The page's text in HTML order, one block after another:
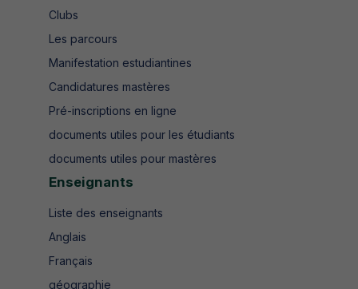
Clubs
Les parcours
Manifestation estudiantines
Candidatures mastères
Pré-inscriptions en ligne
documents utiles pour les étudiants
documents utiles pour mastères
Enseignants
Liste des enseignants
Anglais
Français
géographie